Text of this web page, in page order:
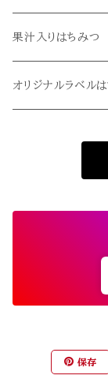
栃・谷空木
冬青・令法
オレンジ
クローバー
果汁入りはちみつ
果汁入りはちみつ
オリジナルラベル
保存